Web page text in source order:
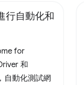
行自動化和
for
和
自動化測試網